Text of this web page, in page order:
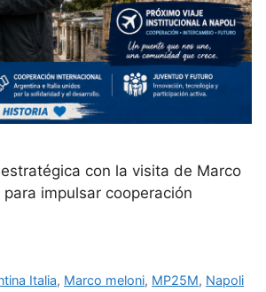
con la visita de Marco
impulsar cooperación
Italia, Marco meloni, MP25M, Napoli